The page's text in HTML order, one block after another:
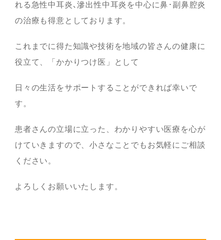
れる急性中耳炎､滲出性中耳炎を中心に鼻･副鼻腔炎
の治療も得意としております。
これまでに得た知識や技術を地域の皆さんの健康に
役立て、「かかりつけ医」として
日々の生活をサポートすることができれば幸いで
す。
患者さんの立場に立った、わかりやすい医療を心が
けていきますので、小さなことでもお気軽にご相談
ください。
よろしくお願いいたします。